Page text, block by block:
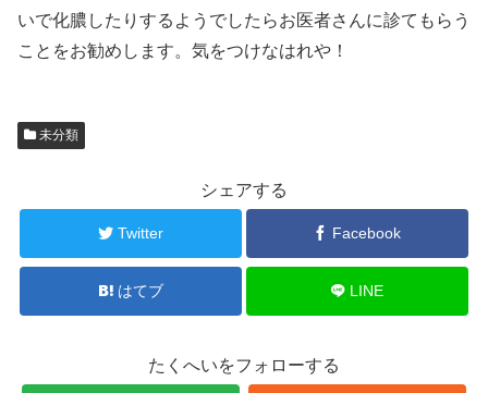
いで化膿したりするようでしたらお医者さんに診てもらう
ことをお勧めします。気をつけなはれや！
未分類
シェアする
Twitter Facebook
はてブ LINE
たくへいをフォローする